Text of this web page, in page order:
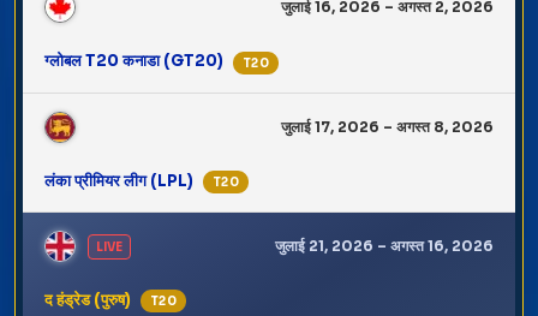
ग्लोबल T20 कनाडा (GT20) T20
जुलाई 16, 2026 – अगस्त 2, 2026
लंका प्रीमियर लीग (LPL) T20
जुलाई 17, 2026 – अगस्त 8, 2026
द हंड्रेड (पुरुष) T20
जुलाई 21, 2026 – अगस्त 16, 2026
LIVE